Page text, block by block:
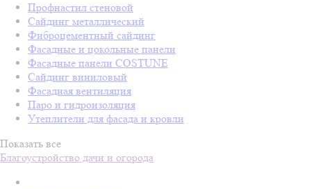
Профнастил стеновой
Сайдинг металлический
Фиброцементный сайдинг
Фасадные и цокольные панели
Фасадные панели COSTUNE
Сайдинг виниловый
Фасадная вентиляция
Паро и гидроизоляция
Утеплители для фасада и кровли
Показать все
Благоустройство дачи и огорода